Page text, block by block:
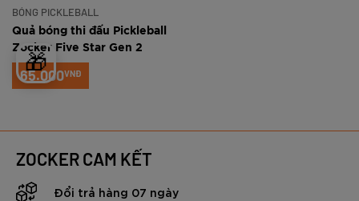
🎁
BÓNG PICKLEBALL
Quả bóng thi đấu Pickleball
Zocker Five Star Gen 2
65.000VNĐ
ZOCKER CAM KẾT
Đổi trả hàng 07 ngày